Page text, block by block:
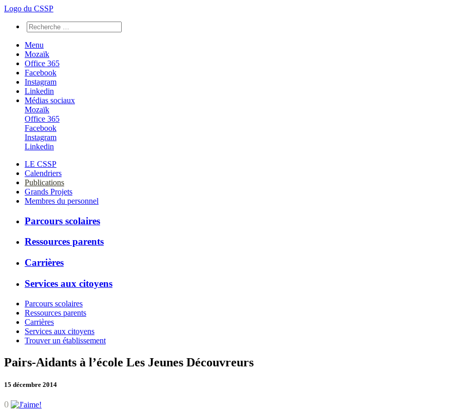
Logo du CSSP
Menu
Mozaïk
Office 365
Facebook
Instagram
Linkedin
Médias sociaux
Mozaïk
Office 365
Facebook
Instagram
Linkedin
LE CSSP
Calendriers
Publications
Grands Projets
Membres du personnel
Parcours scolaires
Ressources parents
Carrières
Services aux citoyens
Parcours scolaires
Ressources parents
Carrières
Services aux citoyens
Trouver un établissement
Pairs-Aidants à l’école Les Jeunes Découvreurs
15 décembre 2014
0